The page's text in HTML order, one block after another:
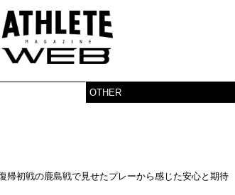
OTHER
帰初戦の鹿島戦で見せたプレーから感じた安心と期待